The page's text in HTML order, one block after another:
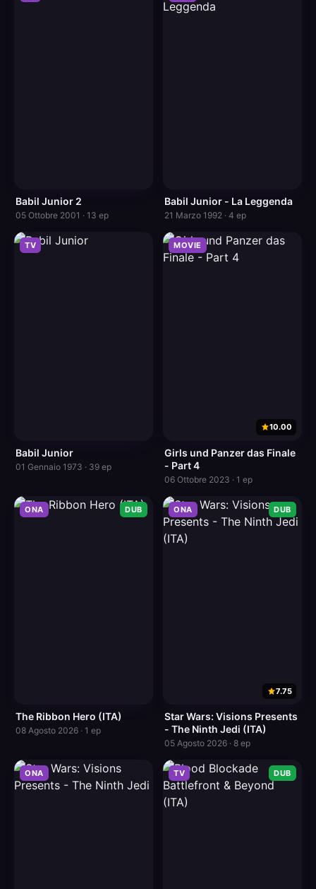
Babil Junior 2
05 Ottobre 2001 · 13 ep
Babil Junior - La Leggenda
21 Marzo 1992 · 4 ep
TV
Babil Junior
01 Gennaio 1973 · 39 ep
MOVIE
10.00
Girls und Panzer das Finale
- Part 4
06 Ottobre 2023 · 1 ep
ONA DUB
The Ribbon Hero (ITA)
08 Agosto 2026 · 1 ep
ONA DUB
7.75
Star Wars: Visions Presents
- The Ninth Jedi (ITA)
05 Agosto 2026 · 8 ep
ONA TV DUB